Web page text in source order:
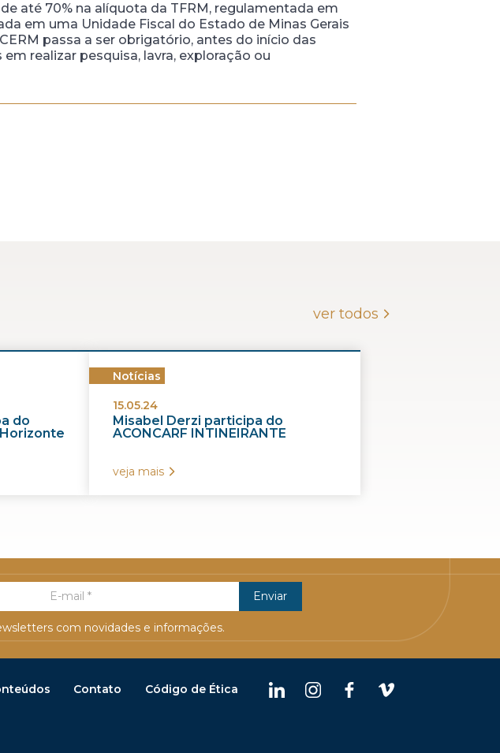
até 70% na alíquota da TFRM, regulamentada em
em uma Unidade Fiscal do Estado de Minas Gerais
passa a ser obrigatório, antes do início das
realizar pesquisa, lavra, exploração ou
ver todos
do
Notícias
15.05.24
Misabel Derzi participa do
ACONCARF INTINEIRANTE
veja mais
com novidades e informações.
Contato Código de Ética